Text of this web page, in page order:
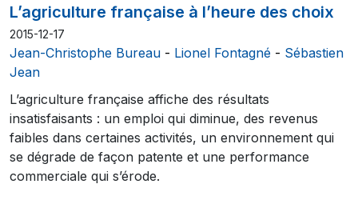
L’agriculture française à l’heure des choix
2015-12-17
Jean-Christophe Bureau - Lionel Fontagné - Sébastien
Jean
L’agriculture française affiche des résultats
insatisfaisants : un emploi qui diminue, des revenus
faibles dans certaines activités, un environnement qui
se dégrade de façon patente et une performance
commerciale qui s’érode.